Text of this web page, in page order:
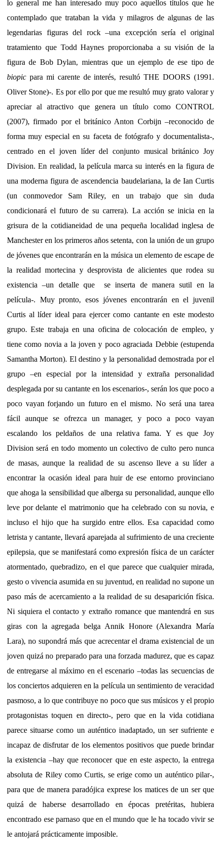
lo general me han interesado muy poco aquellos títulos que he
contemplado que trataban la vida y milagros de algunas de las
legendarias figuras del rock –una excepción sería el original
tratamiento que Todd Haynes proporcionaba a su visión de la
figura de Bob Dylan, mientras que un ejemplo de ese tipo de
biopic para mi carente de interés, resultó THE DOORS (1991.
Oliver Stone)-. Es por ello por que me resultó muy grato valorar y
apreciar al atractivo que genera un título como CONTROL
(2007), firmado por el británico Anton Corbijn –reconocido de
forma muy especial en su faceta de fotógrafo y documentalista-,
centrado en el joven líder del conjunto musical británico Joy
Division. En realidad, la película marca su interés en la figura de
una moderna figura de ascendencia baudelariana, la de Ian Curtis
(un conmovedor Sam Riley, en un trabajo que sin duda
condicionará el futuro de su carrera). La acción se inicia en la
grisura de la cotidianeidad de una pequeña localidad inglesa de
Manchester en los primeros años setenta, con la unión de un grupo
de jóvenes que encontrarán en la música un elemento de escape de
la realidad mortecina y desprovista de alicientes que rodea su
existencia –un detalle que se inserta de manera sutil en la
película-. Muy pronto, esos jóvenes encontrarán en el juvenil
Curtis al líder ideal para ejercer como cantante en este modesto
grupo. Este trabaja en una oficina de colocación de empleo, y
tiene como novia a la joven y poco agraciada Debbie (estupenda
Samantha Morton). El destino y la personalidad demostrada por el
grupo –en especial por la intensidad y extraña personalidad
desplegada por su cantante en los escenarios-, serán los que poco a
poco vayan forjando un futuro en el mismo. No será una tarea
fácil aunque se ofrezca un manager, y poco a poco vayan
escalando los peldaños de una relativa fama. Y es que Joy
Division será en todo momento un colectivo de culto pero nunca
de masas, aunque la realidad de su ascenso lleve a su líder a
encontrar la ocasión ideal para huir de ese entorno provinciano
que ahoga la sensibilidad que alberga su personalidad, aunque ello
leve por delante el matrimonio que ha celebrado con su novia, e
incluso el hijo que ha surgido entre ellos. Esa capacidad como
letrista y cantante, llevará aparejada al sufrimiento de una creciente
epilepsia, que se manifestará como expresión física de un carácter
atormentado, quebradizo, en el que parece que cualquier mirada,
gesto o vivencia asumida en su juventud, en realidad no supone un
paso más de acercamiento a la realidad de su desaparición física.
Ni siquiera el contacto y extraño romance que mantendrá en sus
giras con la agregada belga Annik Honore (Alexandra María
Lara), no supondrá más que acrecentar el drama existencial de un
joven quizá no preparado para una forzada madurez, que es capaz
de entregarse al máximo en el escenario –todas las secuencias de
los conciertos adquieren en la película un sentimiento de veracidad
pasmoso, a lo que contribuye no poco que sus músicos y el propio
protagonistas toquen en directo-, pero que en la vida cotidiana
parece situarse como un auténtico inadaptado, un ser sufriente e
incapaz de disfrutar de los elementos positivos que puede brindar
la existencia –hay que reconocer que en este aspecto, la entrega
absoluta de Riley como Curtis, se erige como un auténtico pilar-,
para que de manera paradójica exprese los matices de un ser que
quizá de haberse desarrollado en épocas pretéritas, hubiera
encontrado ese parnaso que en el mundo que le ha tocado vivir se
le antojará prácticamente imposible.